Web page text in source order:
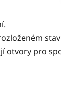
otvory pro